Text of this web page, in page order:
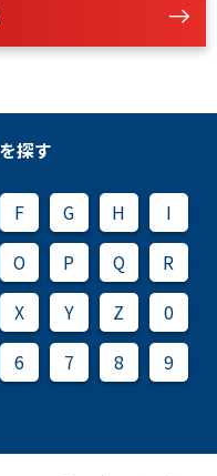
探す
F G H
I
O P Q
R
X Y Z
0
6 7 8
9